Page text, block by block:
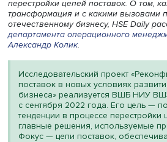
Санкции заставили российский
срочном порядке
логистику. Согласно опросу
проведенному
перестройки цепей поставок. О
трансформация и с какими
отечественному бизнесу, HSE
департамента операционного
Александр Колик.